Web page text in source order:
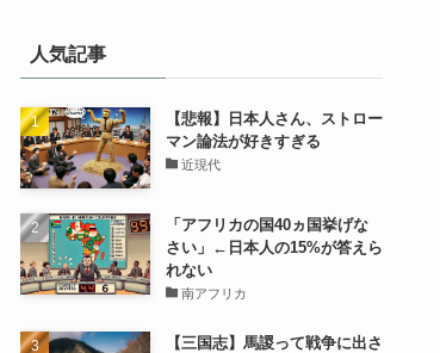
人気記事
【悲報】日本人さん、ストロー
マン論法が好きすぎる
近現代
「アフリカの国40ヵ国挙げな
さい」←日本人の15%が答えら
れない
南アフリカ
【三国志】馬謖って戦争に出さ